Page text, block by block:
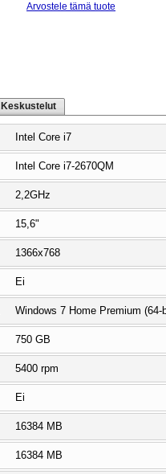
Arvostele tämä tuote
Keskustelut
Intel Core i7
Intel Core i7-2670QM
2,2GHz
15,6"
1366x768
Ei
Windows 7 Home Premium (64-
750 GB
5400 rpm
Ei
16384 MB
16384 MB